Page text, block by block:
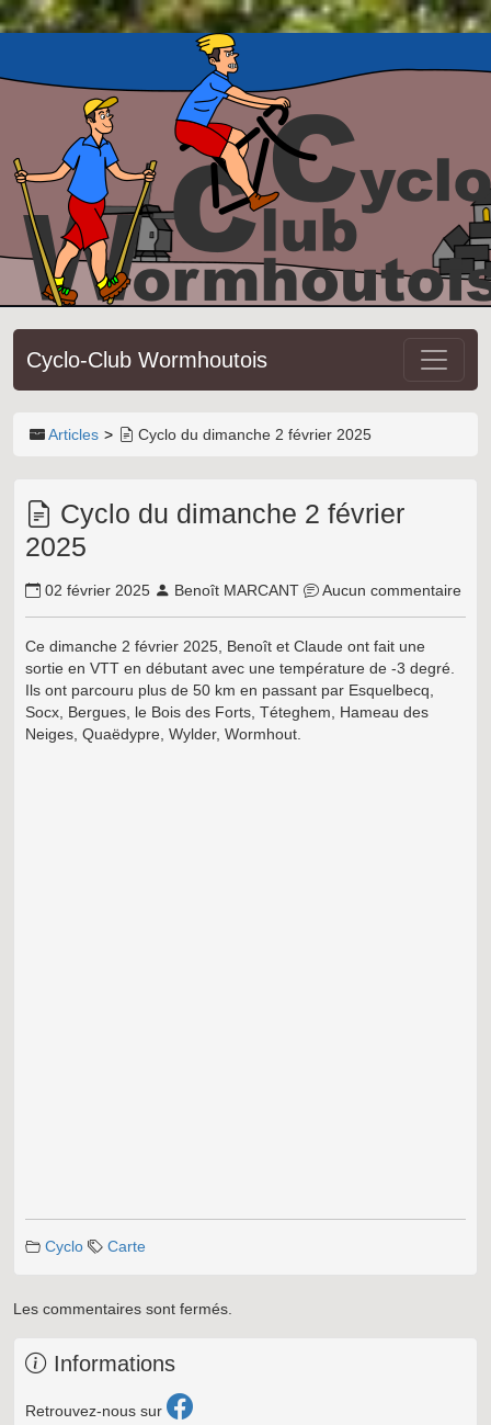
Cyclo-Club Wormhoutois
Articles Cyclo du dimanche 2 février 2025
Cyclo du dimanche 2 février
2025
02 février 2025 Benoît MARCANT Aucun commentaire
Ce dimanche 2 février 2025, Benoît et Claude ont fait une
sortie en VTT en débutant avec une température de -3 degré.
Ils ont parcouru plus de 50 km en passant par Esquelbecq,
Socx, Bergues, le Bois des Forts, Téteghem, Hameau des
Neiges, Quaëdypre, Wylder, Wormhout.
Cyclo Carte
Les commentaires sont fermés.
Informations
Retrouvez-nous sur